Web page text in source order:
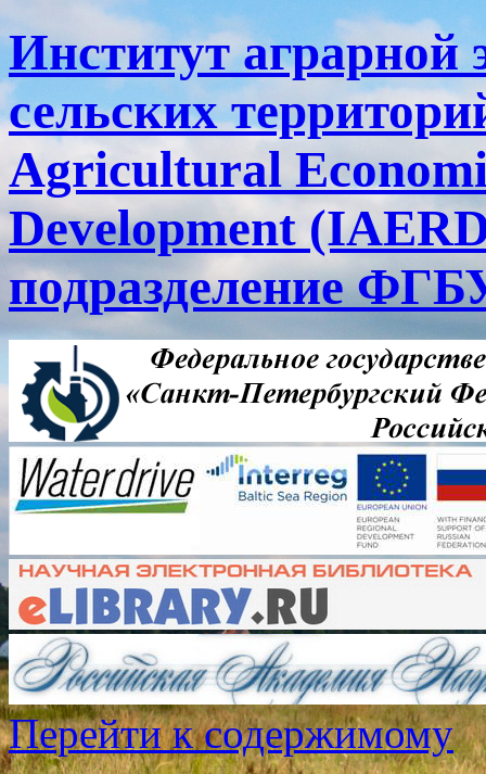
Институт аграрной
сельских
Agricultural
Development
подразделение
Перейти к содержимому